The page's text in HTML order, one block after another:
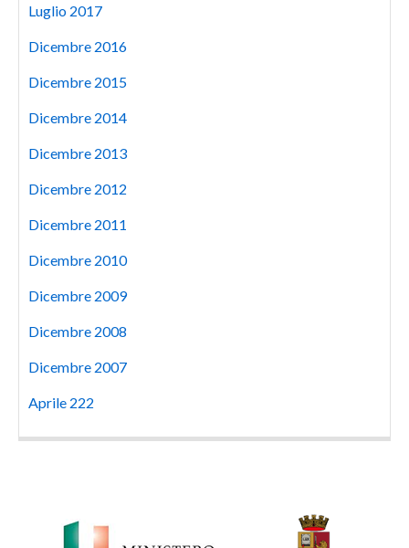
Luglio 2017
Dicembre 2016
Dicembre 2015
Dicembre 2014
Dicembre 2013
Dicembre 2012
Dicembre 2011
Dicembre 2010
Dicembre 2009
Dicembre 2008
Dicembre 2007
Aprile 222